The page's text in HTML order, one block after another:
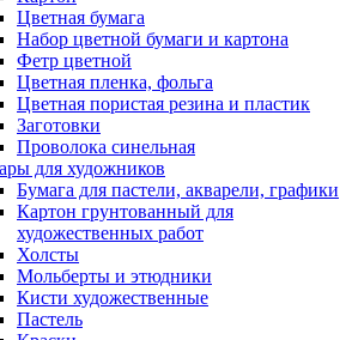
Цветная бумага
Набор цветной бумаги и картона
Фетр цветной
Цветная пленка, фольга
Цветная пористая резина и пластик
Заготовки
Проволока синельная
для художников
Бумага для пастели, акварели, графики
Картон грунтованный для
художественных работ
Холсты
Мольберты и этюдники
Кисти художественные
Пастель